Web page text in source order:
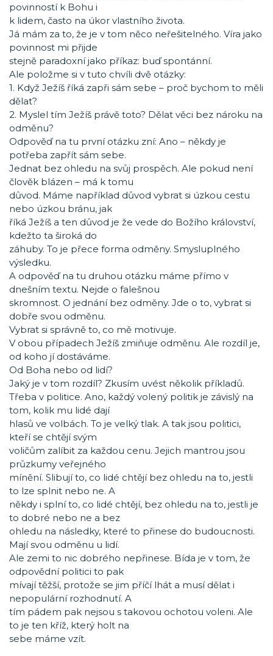
povinností k Bohu i
k lidem, často na úkor vlastního života.
Já mám za to, že je v tom něco neřešitelného. Víra jako
povinnost mi přijde
stejně paradoxní jako příkaz: buď spontánní.
Ale položme si v tuto chvíli dvě otázky:
1. Když Ježíš říká zapři sám sebe – proč bychom to měli
dělat?
2. Myslel tím Ježíš právě toto? Dělat věci bez nároku na
odměnu?
Odpověď na tu první otázku zní: Ano – někdy je
potřeba zapřít sám sebe.
Jednat bez ohledu na svůj prospěch. Ale pokud není
člověk blázen – má k tomu
důvod. Máme například důvod vybrat si úzkou cestu
nebo úzkou bránu, jak
říká Ježíš a ten důvod je že vede do Božího království,
kdežto ta široká do
záhuby. To je přece forma odměny. Smysluplného
výsledku.
A odpověď na tu druhou otázku máme přímo v
dnešním textu. Nejde o falešnou
skromnost. O jednání bez odměny. Jde o to, vybrat si
dobře svou odměnu.
Vybrat si správně to, co mě motivuje.
V obou případech Ježíš zmiňuje odměnu. Ale rozdíl je,
od koho jí dostáváme.
Od Boha nebo od lidí?
Jaký je v tom rozdíl? Zkusím uvést několik příkladů.
Třeba v politice. Ano, každý volený politik je závislý na
tom, kolik mu lidé dají
hlasů ve volbách. To je velký tlak. A tak jsou politici,
kteří se chtějí svým
voličům zalíbit za každou cenu. Jejich mantrou jsou
průzkumy veřejného
mínění. Slibují to, co lidé chtějí bez ohledu na to, jestli
to lze splnit nebo ne. A
někdy i splní to, co lidé chtějí, bez ohledu na to, jestli je
to dobré nebo ne a bez
ohledu na následky, které to přinese do budoucnosti.
Mají svou odměnu u lidí.
Ale zemi to nic dobrého nepřinese. Bída je v tom, že
odpovědní politici to pak
mívají těžší, protože se jim příčí lhát a musí dělat i
nepopulární rozhodnutí. A
tím pádem pak nejsou s takovou ochotou voleni. Ale
to je ten kříž, který holt na
sebe máme vzít.